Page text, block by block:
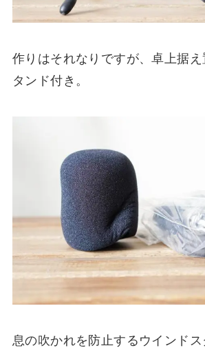
作りはそれなりですが、卓上据え
タンド付き。
息の吹かれを防止するウインド